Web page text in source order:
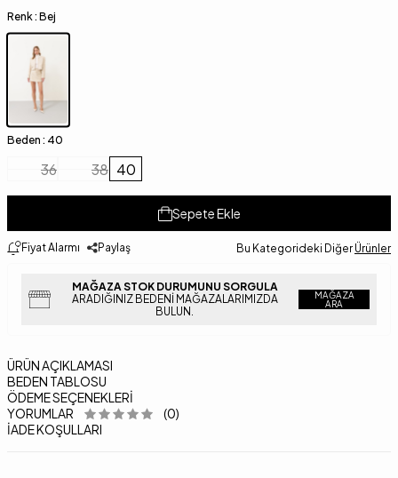
Renk : Bej
Beden : 40
36 38 40
Sepete Ekle
Fiyat Alarmı Paylaş Bu Kategorideki Diğer Ürünler
MAĞAZA STOK DURUMUNU SORGULA
ARADIĞINIZ BEDENI MAĞAZALARIMIZDA
BULUN.
MAĞAZA
ARA
ÜRÜN AÇIKLAMASI
BEDEN TABLOSU
ÖDEME SEÇENEKLERI
YORUMLAR
(0)
İADE KOŞULLARI